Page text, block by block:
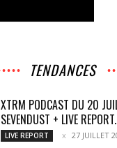
TENDANCES
XTRM PODCAST DU 20
SEVENDUST + LIVE
LIVE REPORT 27 JUILLET